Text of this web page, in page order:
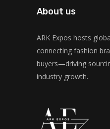
About us
ARK Expos hosts
connecting fashion
buyers—driving
industry growth.